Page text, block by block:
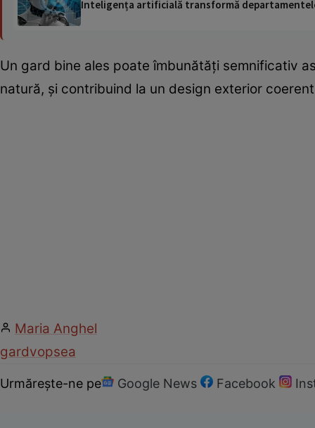
Inteligența artificială transformă
Un gard bine ales poate îmbunătăți semnificativ
natură, și contribuind la un design exterior
Maria Anghel
gardvopsea
Urmărește-ne pe Google News Facebook